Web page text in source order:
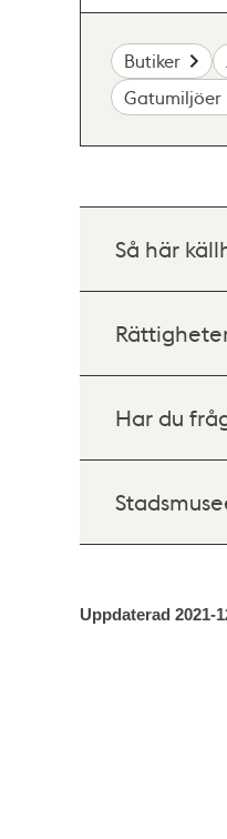
Butiker
Gatumiljöer
Så här
Har du
Uppdaterad 2021-